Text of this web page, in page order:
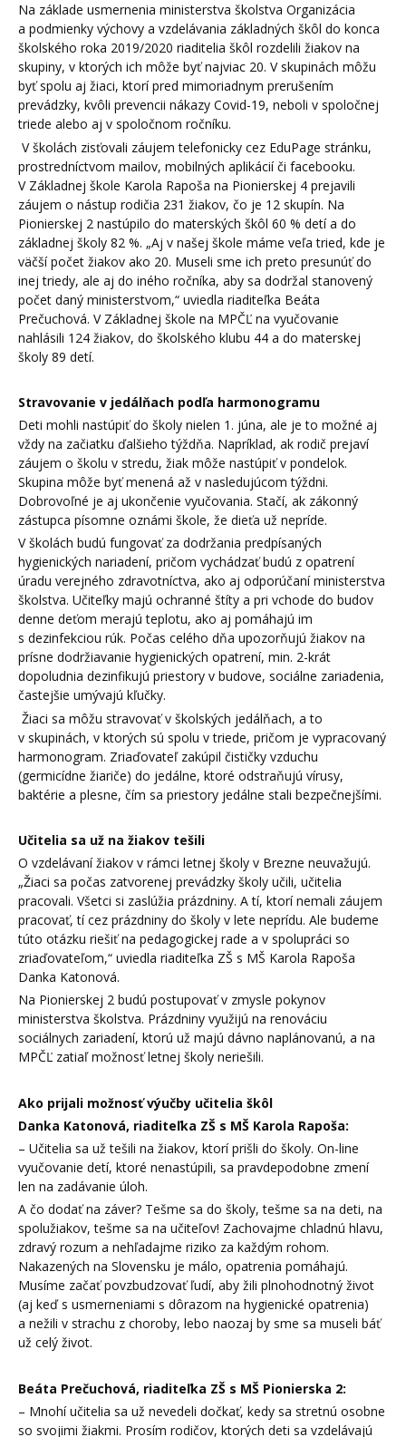
Na základe usmernenia ministerstva školstva Organizácia
a podmienky výchovy a vzdelávania základných škôl do konca
školského roka 2019/2020 riaditelia škôl rozdelili žiakov na
skupiny, v ktorých ich môže byť najviac 20. V skupinách môžu
byť spolu aj žiaci, ktorí pred mimoriadnym prerušením
prevádzky, kvôli prevencii nákazy Covid-19, neboli v spoločnej
triede alebo aj v spoločnom ročníku.
V školách zisťovali záujem telefonicky cez EduPage stránku,
prostredníctvom mailov, mobilných aplikácií či facebooku.
V Základnej škole Karola Rapoša na Pionierskej 4 prejavili
záujem o nástup rodičia 231 žiakov, čo je 12 skupín. Na
Pionierskej 2 nastúpilo do materských škôl 60 % detí a do
základnej školy 82 %. „Aj v našej škole máme veľa tried, kde je
väčší počet žiakov ako 20. Museli sme ich preto presunúť do
inej triedy, ale aj do iného ročníka, aby sa dodržal stanovený
počet daný ministerstvom,“ uviedla riaditeľka Beáta
Prečuchová. V Základnej škole na MPČĽ na vyučovanie
nahlásili 124 žiakov, do školského klubu 44 a do materskej
školy 89 detí.
Stravovanie v jedálňach podľa harmonogramu
Deti mohli nastúpiť do školy nielen 1. júna, ale je to možné aj
vždy na začiatku ďalšieho týždňa. Napríklad, ak rodič prejaví
záujem o školu v stredu, žiak môže nastúpiť v pondelok.
Skupina môže byť menená až v nasledujúcom týždni.
Dobrovoľné je aj ukončenie vyučovania. Stačí, ak zákonný
zástupca písomne oznámi škole, že dieťa už nepríde.
V školách budú fungovať za dodržania predpísaných
hygienických nariadení, pričom vychádzať budú z opatrení
úradu verejného zdravotníctva, ako aj odporúčaní ministerstva
školstva. Učiteľky majú ochranné štíty a pri vchode do budov
denne deťom merajú teplotu, ako aj pomáhajú im
s dezinfekciou rúk. Počas celého dňa upozorňujú žiakov na
prísne dodržiavanie hygienických opatrení, min. 2-krát
dopoludnia dezinfikujú priestory v budove, sociálne zariadenia,
častejšie umývajú kľučky.
Žiaci sa môžu stravovať v školských jedálňach, a to
v skupinách, v ktorých sú spolu v triede, pričom je vypracovaný
harmonogram. Zriaďovateľ zakúpil čističky vzduchu
(germicídne žiariče) do jedálne, ktoré odstraňujú vírusy,
baktérie a plesne, čím sa priestory jedálne stali bezpečnejšími.
Učitelia sa už na žiakov tešili
O vzdelávaní žiakov v rámci letnej školy v Brezne neuvažujú.
„Žiaci sa počas zatvorenej prevádzky školy učili, učitelia
pracovali. Všetci si zaslúžia prázdniny. A tí, ktorí nemali záujem
pracovať, tí cez prázdniny do školy v lete neprídu. Ale budeme
túto otázku riešiť na pedagogickej rade a v spolupráci so
zriaďovateľom,“ uviedla riaditeľka ZŠ s MŠ Karola Rapoša
Danka Katonová.
Na Pionierskej 2 budú postupovať v zmysle pokynov
ministerstva školstva. Prázdniny využijú na renováciu
sociálnych zariadení, ktorú už majú dávno naplánovanú, a na
MPČĽ zatiaľ možnosť letnej školy neriešili.
Ako prijali možnosť výučby učitelia škôl
Danka Katonová, riaditeľka ZŠ s MŠ Karola Rapoša:
– Učitelia sa už tešili na žiakov, ktorí prišli do školy. On-line
vyučovanie detí, ktoré nenastúpili, sa pravdepodobne zmení
len na zadávanie úloh.
A čo dodať na záver? Tešme sa do školy, tešme sa na deti, na
spolužiakov, tešme sa na učiteľov! Zachovajme chladnú hlavu,
zdravý rozum a nehľadajme riziko za každým rohom.
Nakazených na Slovensku je málo, opatrenia pomáhajú.
Musíme začať povzbudzovať ľudí, aby žili plnohodnotný život
(aj keď s usmerneniami s dôrazom na hygienické opatrenia)
a nežili v strachu z choroby, lebo naozaj by sme sa museli báť
už celý život.
Beáta Prečuchová, riaditeľka ZŠ s MŠ Pionierska 2:
– Mnohí učitelia sa už nevedeli dočkať, kedy sa stretnú osobne
so svojimi žiakmi. Prosím rodičov, ktorých deti sa vzdelávajú